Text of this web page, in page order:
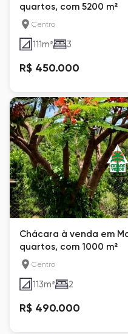
quartos, com 5200 m²
Centro
111m² 3
R$ 450.000
Chácara à venda em
quartos, com 1000 m²
Centro
113m² 2
R$ 490.000